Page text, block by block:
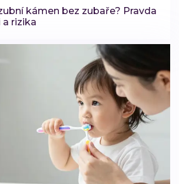
kámen bez zubaře? Pravda
rizika